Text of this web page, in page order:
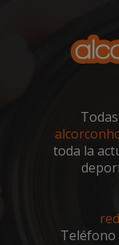
toda la
Teléfono
Privacy